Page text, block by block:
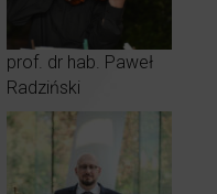
prof. dr hab. Paweł
Radziński